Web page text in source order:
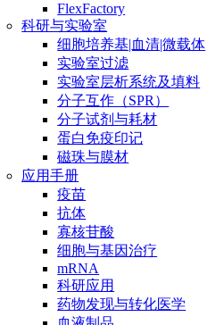
FlexFactory
科研与实验室
细胞培养基|血清|微载体
实验室过滤
实验室层析系统及填料
分子互作（SPR）
分子试剂与耗材
蛋白免疫印记
磁珠与膜材
应用手册
疫苗
抗体
寡核苷酸
细胞与基因治疗
mRNA
科研应用
药物发现与转化医学